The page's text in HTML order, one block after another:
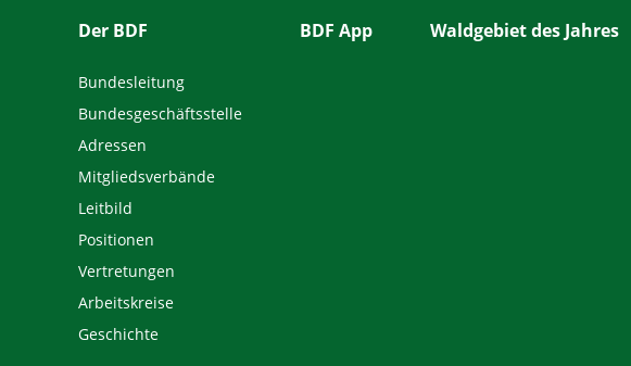
Der BDF
Bundesleitung
Bundesgeschäftsstelle
Adressen
Mitgliedsverbände
Leitbild
Positionen
Vertretungen
Arbeitskreise
Geschichte
BDF App Waldgebiet des Jahres